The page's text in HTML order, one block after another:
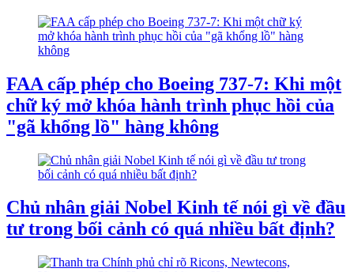
FAA cấp phép cho Boeing 737-7: Khi một
chữ ký mở khóa hành trình phục hồi của
"gã khổng lồ" hàng không
Chủ nhân giải Nobel Kinh tế nói gì về đầu
tư trong bối cảnh có quá nhiều bất định?